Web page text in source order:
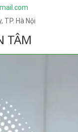
TP. Hà Nội
TÂM